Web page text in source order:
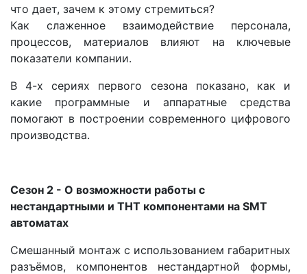
что дает, зачем к этому стремиться?
Как слаженное взаимодействие персонала,
процессов, материалов влияют на ключевые
показатели компании.
В 4-х сериях первого сезона показано, как и
какие программные и аппаратные средства
помогают в построении современного цифрового
производства.
Сезон 2 - О возможности работы с
нестандартными и ТНТ компонентами на SMT
автоматах
Смешанный монтаж с использованием габаритных
разъёмов, компонентов нестандартной формы,